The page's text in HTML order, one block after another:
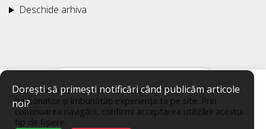
Deschide arhiva
Dorești să primești notificări când publicăm articole
noi?
Acest website utilizează fișiere de tip cookie, pentru a
personaliza și îmbunătăți experiența ta pe site. Prin
continuarea navigării, confirmi acceptarea utilizării acestui
tip de fișiere.